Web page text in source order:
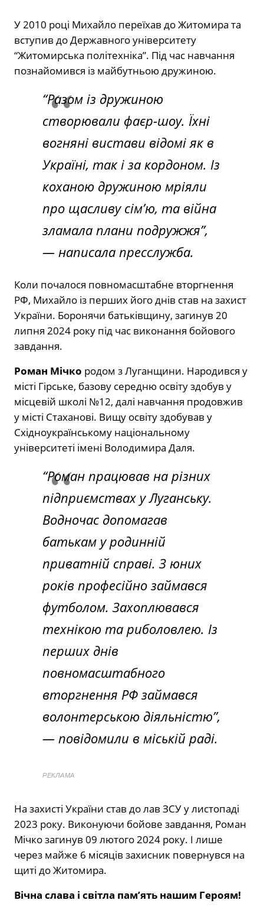
У 2010 році Михайло переїхав до Житомира та
вступив до Державного університету
“Житомирська політехніка”. Під час навчання
познайомився із майбутньою дружиною.
“Разом із дружиною
створювали фаєр-шоу. Їхні
вогняні вистави відомі як в
Україні, так і за кордоном. Із
коханою дружиною мріяли
про щасливу сім’ю, та війна
зламала плани подружжя”,
— написала пресслужба.
Коли почалося повномасштабне вторгнення
РФ, Михайло із перших його днів став на захист
України. Боронячи батьківщину, загинув 20
липня 2024 року під час виконання бойового
завдання.
Роман Мічко родом з Луганщини. Народився у
місті Гірське, базову середню освіту здобув у
місцевій школі №12, далі навчання продовжив
у місті Стаханові. Вищу освіту здобував у
Східноукраїнському національному
університеті імені Володимира Даля.
“Роман працював на різних
підприємствах у Луганську.
Водночас допомагав
батькам у родинній
приватній справі. З юних
років професійно займався
футболом. Захоплювався
технікою та риболовлею. Із
перших днів
повномасштабного
вторгнення РФ займався
волонтерською діяльністю”,
— повідомили в міській раді.
РЕКЛАМА
На захисті України став до лав ЗСУ у листопаді
2023 року. Виконуючи бойове завдання, Роман
Мічко загинув 09 лютого 2024 року. І лише
через майже 6 місяців захисник повернувся на
щиті до Житомира.
Вічна слава і світла пам’ять нашим Героям!